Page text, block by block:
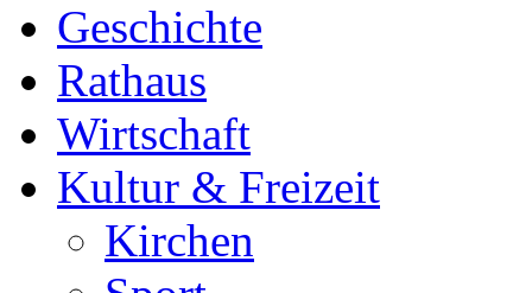
Geschichte
Rathaus
Wirtschaft
Kultur & Freizeit
Kirchen